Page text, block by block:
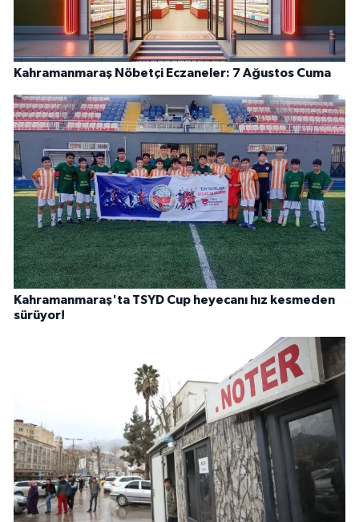
Kahramanmaraş Nöbetçi Eczaneler: 7 Ağustos Cuma
Kahramanmaraş'ta TSYD Cup heyecanı hız kesmeden
sürüyor!